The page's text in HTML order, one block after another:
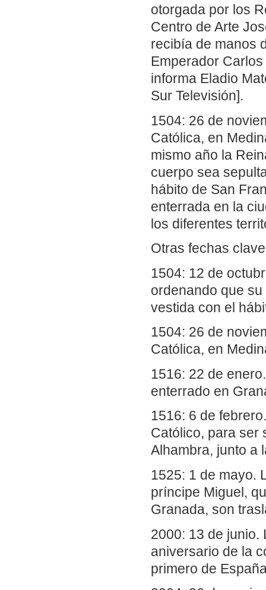
otorgada por los
Centro de Arte
recibía de manos
Emperador
informa Eladio
Sur Televisión].
1504: 26 de
Católica, en
mismo año la
cuerpo sea
hábito de San
enterrada en la
los diferentes
Otras fechas
1504: 12 de
ordenando que
vestida con el
1504: 26 de
Católica, en
1516: 22 de
enterrado en
1516: 6 de
Católico, para ser
Alhambra, junto a
1525: 1 de mayo.
príncipe Miguel,
Granada, son
2000: 13 de junio.
aniversario de la
primero de